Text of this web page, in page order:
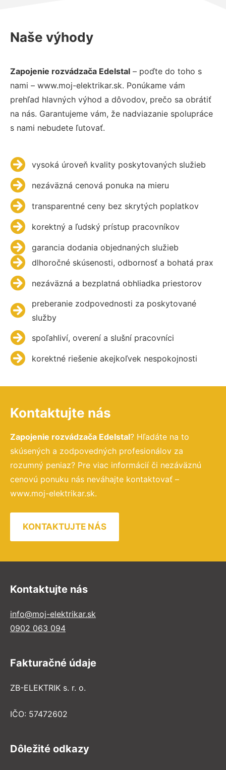
Naše výhody
Zapojenie rozvádzača Edelstal – poďte do toho s
nami – www.moj-elektrikar.sk. Ponúkame vám
prehľad hlavných výhod a dôvodov, prečo sa obrátiť
na nás. Garantujeme vám, že nadviazanie spolupráce
s nami nebudete ľutovať.
vysoká úroveň kvality poskytovaných služieb
nezáväzná cenová ponuka na mieru
transparentné ceny bez skrytých poplatkov
korektný a ľudský prístup pracovníkov
garancia dodania objednaných služieb
dlhoročné skúsenosti, odbornosť a bohatá prax
nezáväzná a bezplatná obhliadka priestorov
preberanie zodpovednosti za poskytované
služby
spoľahliví, overení a slušní pracovníci
korektné riešenie akejkoľvek nespokojnosti
Kontaktujte nás
Zapojenie rozvádzača Edelstal? Hľadáte na to
skúsených a zodpovedných profesionálov za
rozumný peniaz? Pre viac informácií či nezáväznú
cenovú ponuku nás neváhajte kontaktovať –
www.moj-elektrikar.sk.
KONTAKTUJTE NÁS
Kontaktujte nás
info@moj-elektrikar.sk
0902 063 094
Fakturačné údaje
ZB-ELEKTRIK s. r. o.
IČO: 57472602
Dôležité odkazy